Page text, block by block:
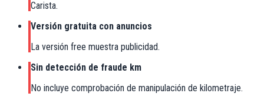
Carista.
Versión gratuita con anuncios
La versión free muestra publicidad.
Sin detección de fraude km
No incluye comprobación de manipulación de kilometraje.